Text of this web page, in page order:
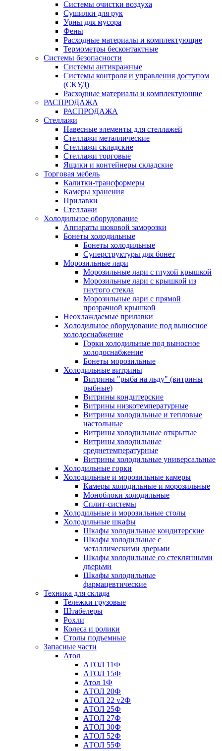
Системы очистки воздуха
Сушилки для рук
Урны для мусора
Фены
Расходные материалы и комплектующие
Термометры бесконтактные
Системы безопасности
Системы антикражные
Системы контроля и управления доступом
(СКУД)
Расходные материалы и комплектующие
РАСПРОДАЖА
РАСПРОДАЖА
Стеллажи
Навесные элементы для стеллажей
Стеллажи металлические
Стеллажи складские
Стеллажи торговые
Ящики и контейнеры складские
Торговая мебель
Калитки-трансформеры
Камеры хранения
Прилавки
Стеллажи
Холодильное оборудование
Аппараты шоковой заморозки
Бонеты холодильные
Бонеты холодильные
Суперструктуры для бонет
Морозильные лари
Морозильные лари с глухой крышкой
Морозильные лари с крышкой из
гнутого стекла
Морозильные лари с прямой
прозрачной крышкой
Неохлаждаемые прилавки
Холодильное оборудование под выносное
холодоснабжение
Горки холодильные под выносное
холодоснабжение
Бонеты морозильные
Холодильные витрины
Витрины "рыба на льду" (витрины
рыбные)
Витрины кондитерские
Витрины низкотемпературные
Витрины холодильные и тепловые
настольные
Витрины холодильные открытые
Витрины холодильные
среднетемпературные
Витрины холодильные универсальные
Холодильные горки
Холодильные и морозильные камеры
Камеры холодильные и морозильные
Моноблоки холодильные
Сплит-системы
Холодильные и морозильные столы
Холодильные шкафы
Шкафы холодильные кондитерские
Шкафы холодильные с
металлическими дверьми
Шкафы холодильные со стеклянными
дверьми
Шкафы холодильные
фармацевтические
Техника для склада
Тележки грузовые
Штабелеры
Рохли
Колеса и ролики
Столы подъемные
Запасные части
Атол
АТОЛ 11Ф
АТОЛ 15Ф
Атол 1Ф
АТОЛ 20Ф
АТОЛ 22 v2Ф
АТОЛ 25Ф
АТОЛ 27Ф
АТОЛ 30Ф
АТОЛ 52Ф
АТОЛ 55Ф